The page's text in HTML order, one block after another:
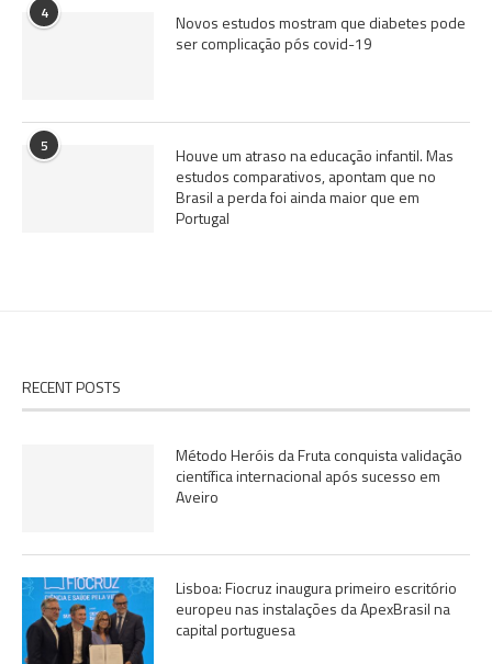
4
Novos estudos mostram que diabetes pode
ser complicação pós covid-19
5
Houve um atraso na educação infantil. Mas
estudos comparativos, apontam que no
Brasil a perda foi ainda maior que em
Portugal
RECENT POSTS
Método Heróis da Fruta conquista validação
científica internacional após sucesso em
Aveiro
Lisboa: Fiocruz inaugura primeiro escritório
europeu nas instalações da ApexBrasil na
capital portuguesa